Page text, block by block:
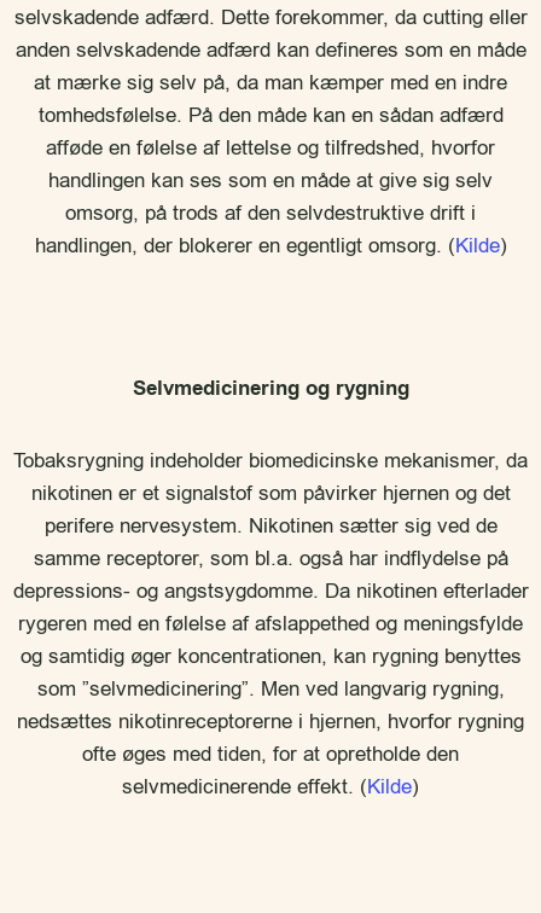
selvskadende adfærd. Dette forekommer, da cutting eller
anden selvskadende adfærd kan defineres som en måde
at mærke sig selv på, da man kæmper med en indre
tomhedsfølelse. På den måde kan en sådan adfærd
afføde en følelse af lettelse og tilfredshed, hvorfor
handlingen kan ses som en måde at give sig selv
omsorg, på trods af den selvdestruktive drift i
handlingen, der blokerer en egentligt omsorg. (Kilde)
Selvmedicinering og rygning
Tobaksrygning indeholder biomedicinske mekanismer, da
nikotinen er et signalstof som påvirker hjernen og det
perifere nervesystem. Nikotinen sætter sig ved de
samme receptorer, som bl.a. også har indflydelse på
depressions- og angstsygdomme. Da nikotinen efterlader
rygeren med en følelse af afslappethed og meningsfylde
og samtidig øger koncentrationen, kan rygning benyttes
som ”selvmedicinering”. Men ved langvarig rygning,
nedsættes nikotinreceptorerne i hjernen, hvorfor rygning
ofte øges med tiden, for at opretholde den
selvmedicinerende effekt. (Kilde)